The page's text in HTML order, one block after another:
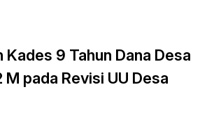
9 Tahun Dana Desa
M pada Revisi UU Desa